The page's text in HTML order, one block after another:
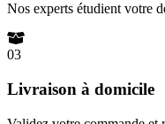
Nos experts étudient votre
03
Livraison à domicile